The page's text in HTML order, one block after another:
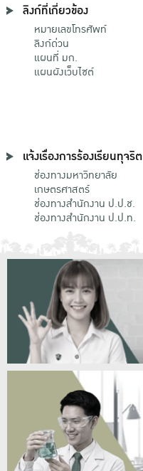
ลิงก์ที่เกี่ยวข้อง
หมายเลขโทรศัพท์
ลิงก์ด่วน
แผนที่ มก.
แผนผังเว็บไซต์
แจ้งเรื่องการร้องเรียนทุจริต
ช่องทางมหาวิทยาลัย
เกษตรศาสตร์
ช่องทางสำนักงาน ป.ป.ช.
ช่องทางสำนักงาน ป.ป.ท.